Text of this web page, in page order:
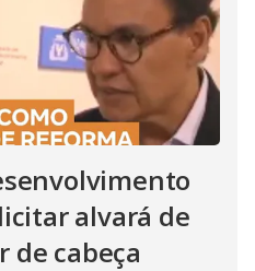
alvará de
de cabeça